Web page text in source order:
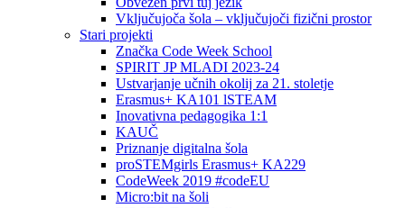
Vključujoča šola – vključujoči fizični prostor
Stari projekti
Značka Code Week School
SPIRIT JP MLADI 2023-24
Ustvarjanje učnih okolij za 21. stoletje
Erasmus+ KA101 lSTEAM
Inovativna pedagogika 1:1
KAUČ
Priznanje digitalna šola
proSTEMgirls Erasmus+ KA229
CodeWeek 2019 #codeEU
Micro:bit na šoli